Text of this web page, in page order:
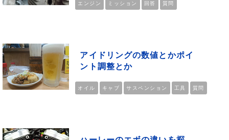
エンジン ミッション 回答 質問
アイドリングの数値とかポイ
ント調整とか
オイル キャブ サスペンション 工具 質問